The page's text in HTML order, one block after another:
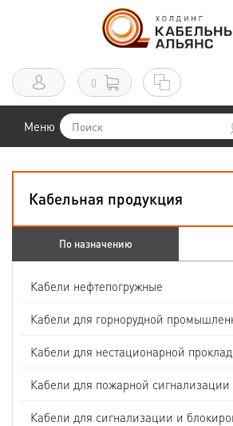
0
Меню
Кабельная продукция
По назначению
Кабели нефтепогружные
Кабели для горнорудной
Кабели для нестационарной
Кабели для пожарной сигнализации
Кабели для сигнализации и